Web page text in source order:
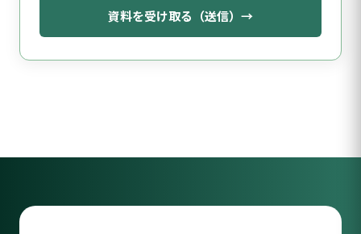
資料を受け取る（送信）